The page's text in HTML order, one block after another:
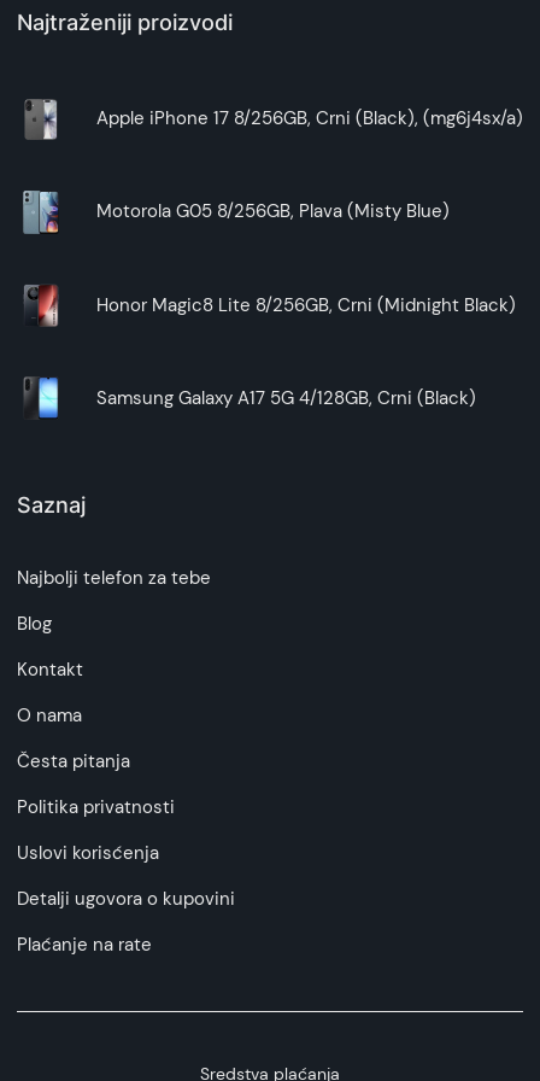
Najtraženiji proizvodi
Apple iPhone 17 8/256GB, Crni (Black), (mg6j4sx/a)
Motorola G05 8/256GB, Plava (Misty Blue)
Honor Magic8 Lite 8/256GB, Crni (Midnight Black)
Samsung Galaxy A17 5G 4/128GB, Crni (Black)
Saznaj
Najbolji telefon za tebe
Blog
Kontakt
O nama
Česta pitanja
Politika privatnosti
Uslovi korisćenja
Detalji ugovora o kupovini
Plaćanje na rate
Sredstva plaćanja